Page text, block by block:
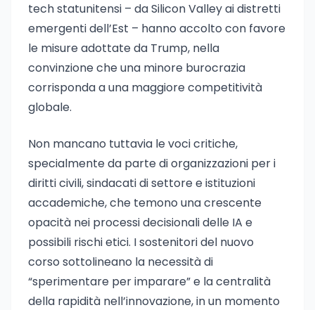
tech statunitensi – da Silicon Valley ai distretti
emergenti dell’Est – hanno accolto con favore
le misure adottate da Trump, nella
convinzione che una minore burocrazia
corrisponda a una maggiore competitività
globale.
Non mancano tuttavia le voci critiche,
specialmente da parte di organizzazioni per i
diritti civili, sindacati di settore e istituzioni
accademiche, che temono una crescente
opacità nei processi decisionali delle IA e
possibili rischi etici. I sostenitori del nuovo
corso sottolineano la necessità di
“sperimentare per imparare” e la centralità
della rapidità nell’innovazione, in un momento